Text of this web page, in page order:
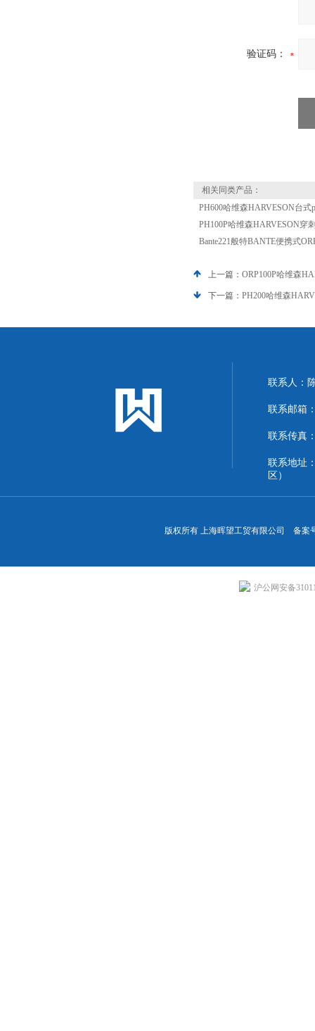
验证码：
相关同类产品：
PH600哈维森HARVESON台式
PH100P哈维森HARVESON穿
Bante221般特BANTE便携式
上一篇： ORP100P哈维森
下一篇： PH200哈维森
联系人：
联系邮箱
联系传真
联系地址
区）
版权所有 上海晖望工贸有限公司 备案
沪公网安备